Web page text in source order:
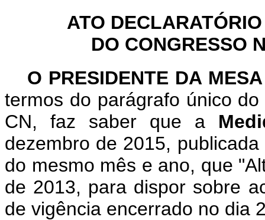
ATO
DO CONGRESSO
O PRESIDENTE DA
termos do parágrafo único
CN, faz saber que a
dezembro de 2015,
do mesmo mês e ano, que
de 2013, para dispor sobre
de vigência encerrado no dia